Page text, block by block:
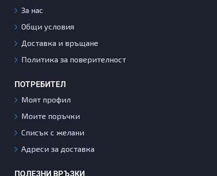
За нас
Общи условия
Доставка и връщане
Политика за поверителност
ПОТРЕБИТЕЛ
Моят профил
Моите поръчки
Списък с желани
Адреси за доставка
ПОЛЕЗНИ ВРЪЗКИ